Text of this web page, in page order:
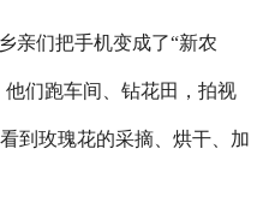
们把手机变成了“新农
他们跑车间、钻花田，拍视
到玫瑰花的采摘、烘干、加